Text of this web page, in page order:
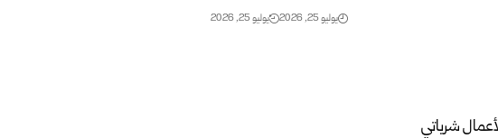
يوليو 25, 2026 يوليو 25, 2026